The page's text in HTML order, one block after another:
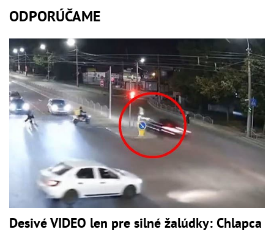
ODPORÚČAME
Desivé VIDEO len pre silné žalúdky: Chlapca